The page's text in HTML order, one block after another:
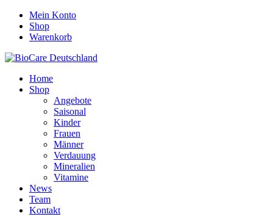
Mein Konto
Shop
Warenkorb
Home
Shop
Angebote
Saisonal
Kinder
Frauen
Männer
Verdauung
Mineralien
Vitamine
News
Team
Kontakt